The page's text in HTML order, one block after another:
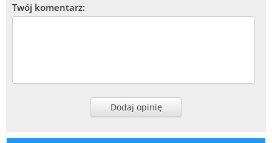
Twój komentarz:
Dodaj opinię